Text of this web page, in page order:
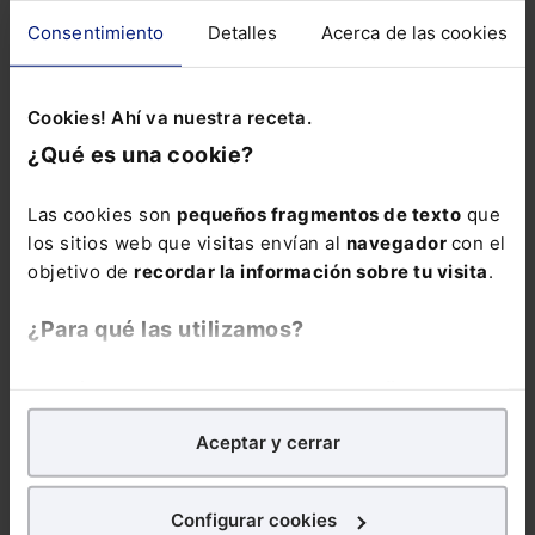
Consentimiento Detalles Acerca de las cookies
Cookies! Ahí va nuestra receta.
¿Qué es una cookie?
Las cookies son pequeños fragmentos de texto que
los sitios web que visitas envían al navegador con el
objetivo de recordar la información sobre tu visita.
¿Para qué las utilizamos?
analíticospara tratar demejorar tu experienciaen
nuestra página web. También con fines publicitarios,
para poder mostrarte publicidad y contenidos de tu
Aceptar y cerrar
Configurar cookies
ALERTAS
Suscríbete ya a la alerta
Derecho TIC
nosotros